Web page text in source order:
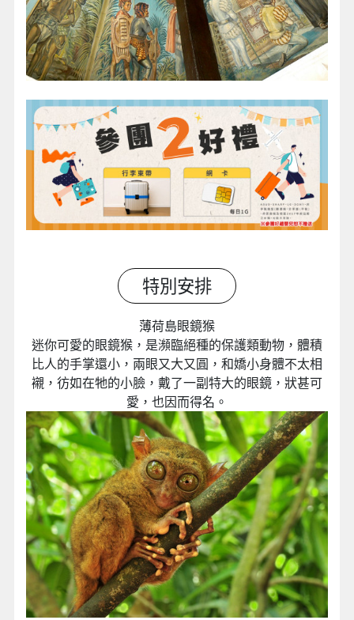
特別安排
薄荷島眼鏡猴
迷你可愛的眼鏡猴，是瀕臨絕種的保護類動物，體積
比人的手掌還小，兩眼又大又圓，和嬌小身體不太相
襯，彷如在牠的小臉，戴了一副特大的眼鏡，狀甚可
愛，也因而得名。